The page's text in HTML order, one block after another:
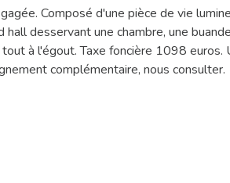
Composé d'une pièce de vie
desservant une chambre, une
à l'égout. Taxe foncière 1098 euros.
complémentaire, nous consulter.